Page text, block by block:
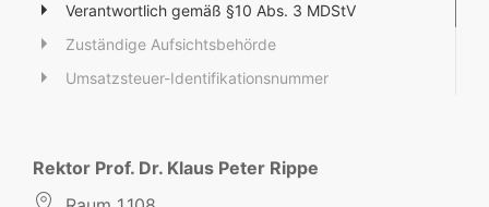
Verantwortlich gemäß §10 Abs. 3 MDStV
Zuständige Aufsichtsbehörde
Umsatzsteuer-Identifikationsnummer
Rektor Prof. Dr. Klaus Peter Rippe